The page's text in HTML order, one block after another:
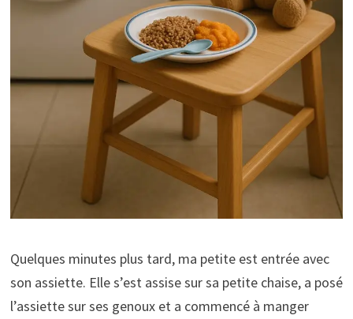
Quelques minutes plus tard, ma petite est entrée avec
son assiette. Elle s’est assise sur sa petite chaise, a posé
l’assiette sur ses genoux et a commencé à manger